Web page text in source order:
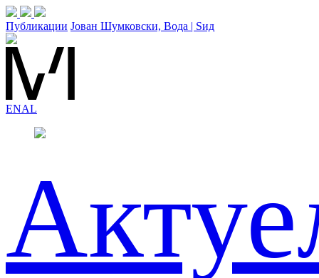
Публикации Јован Шумковски, Вода | Ѕид
ENAL